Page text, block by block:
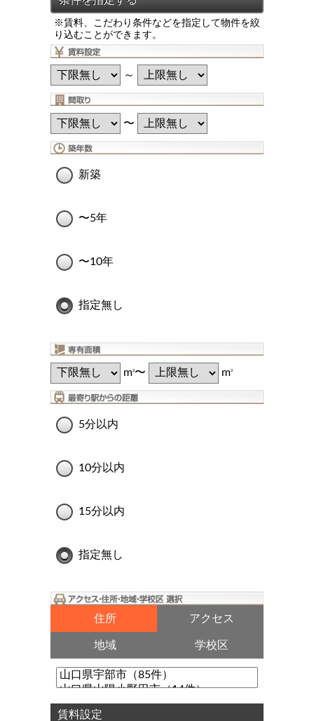
※賃料、こだわり条件などを指定して物件を絞
り込むことができます。
～
〜
新築
〜5年
〜10年
指定無し
m2〜 m2
5分以内
10分以内
15分以内
指定無し
住所 アクセス
地域 学校区
賃料設定